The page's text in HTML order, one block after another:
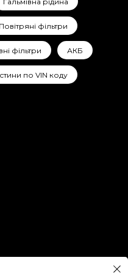
Повітряні фільтри
фільтри АКБ
по VIN коду